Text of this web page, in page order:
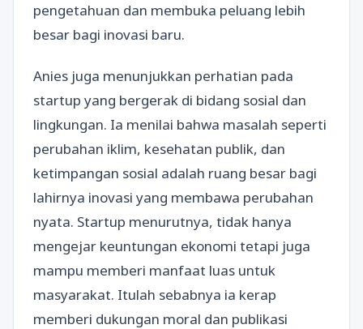
pengetahuan dan membuka peluang lebih
besar bagi inovasi baru.
Anies juga menunjukkan perhatian pada
startup yang bergerak di bidang sosial dan
lingkungan. Ia menilai bahwa masalah seperti
perubahan iklim, kesehatan publik, dan
ketimpangan sosial adalah ruang besar bagi
lahirnya inovasi yang membawa perubahan
nyata. Startup menurutnya, tidak hanya
mengejar keuntungan ekonomi tetapi juga
mampu memberi manfaat luas untuk
masyarakat. Itulah sebabnya ia kerap
memberi dukungan moral dan publikasi